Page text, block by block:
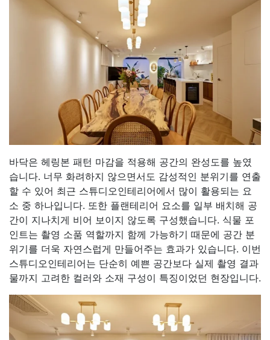
바닥은 헤링본 패턴 마감을 적용해 공간의 완성도를 높였
습니다. 너무 화려하지 않으면서도 감성적인 분위기를 연출
할 수 있어 최근 스튜디오인테리어에서 많이 활용되는 요
소 중 하나입니다. 또한 플랜테리어 요소를 일부 배치해 공
간이 지나치게 비어 보이지 않도록 구성했습니다. 식물 포
인트는 촬영 소품 역할까지 함께 가능하기 때문에 공간 분
위기를 더욱 자연스럽게 만들어주는 효과가 있습니다. 이번
스튜디오인테리어는 단순히 예쁜 공간보다 실제 촬영 결과
물까지 고려한 컬러와 소재 구성이 특징이었던 현장입니다.